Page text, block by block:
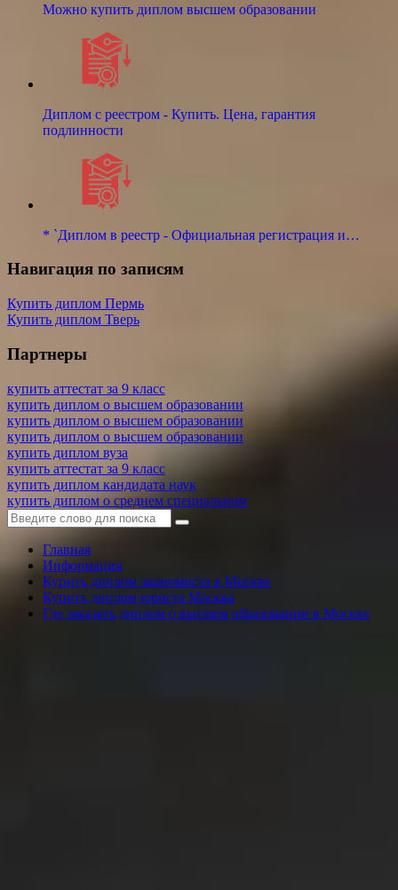
Можно купить диплом высшем образовании
Диплом с реестром - Купить. Цена, гарантия
подлинности
* `Диплом в реестр - Официальная регистрация и…
Навигация по записям
Купить диплом Пермь
Купить диплом Тверь
Партнеры
купить аттестат за 9 класс
купить диплом о высшем образовании
купить диплом о высшем образовании
купить диплом о высшем образовании
купить диплом вуза
купить аттестат за 9 класс
купить диплом кандидата наук
купить диплом о среднем специальном
Главная
Информация
Купить диплом экономиста в Москве
Купить диплом юриста Москва
Где заказать диплом о высшем образовании в Москве